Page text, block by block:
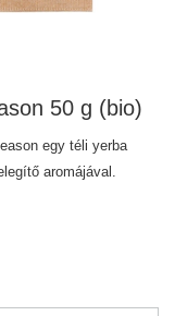
50 g (bio)
egy téli yerba
aromájával.